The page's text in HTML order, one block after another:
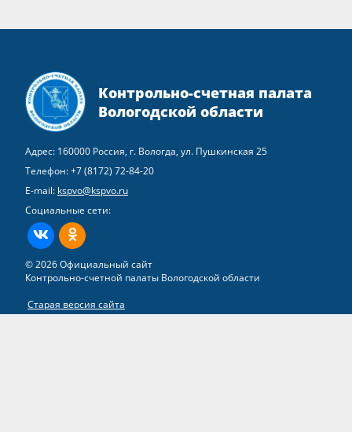
Контрольно-счетная палата
Вологодской области
Адрес: 160000 Россия, г. Вологда, ул. Пушкинская 25
Телефон:+7 (8172) 72-84-20
E-mail: kspvo@kspvo.ru
Социальные сети:
ВКонтактеОдноклассники
© 2026 Официальный сайт
Контрольно-счетной палаты Вологодской области
Старая версия сайта